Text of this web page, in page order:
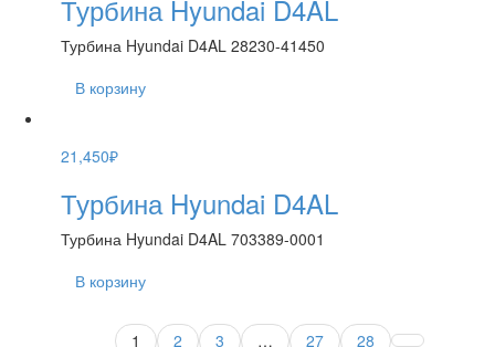
Турбина Hyundai D4AL
Турбина Hyundai D4AL 28230-41450
В корзину
21,450₽
Турбина Hyundai D4AL
Турбина Hyundai D4AL 703389-0001
В корзину
1 2 3 … 27 28